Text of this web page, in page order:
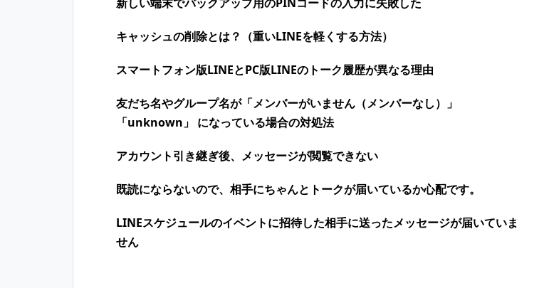
キャッシュの削除とは？（重いLINEを軽くする方法）
スマートフォン版LINEとPC版LINEのトーク履歴が異なる理由
友だち名やグループ名が「メンバーがいません（メンバーなし）」
「unknown」 になっている場合の対処法
アカウント引き継ぎ後、メッセージが閲覧できない
既読にならないので、相手にちゃんとトークが届いているか心配です。
LINEスケジュールのイベントに招待した相手に送ったメッセージが届いていま
せん